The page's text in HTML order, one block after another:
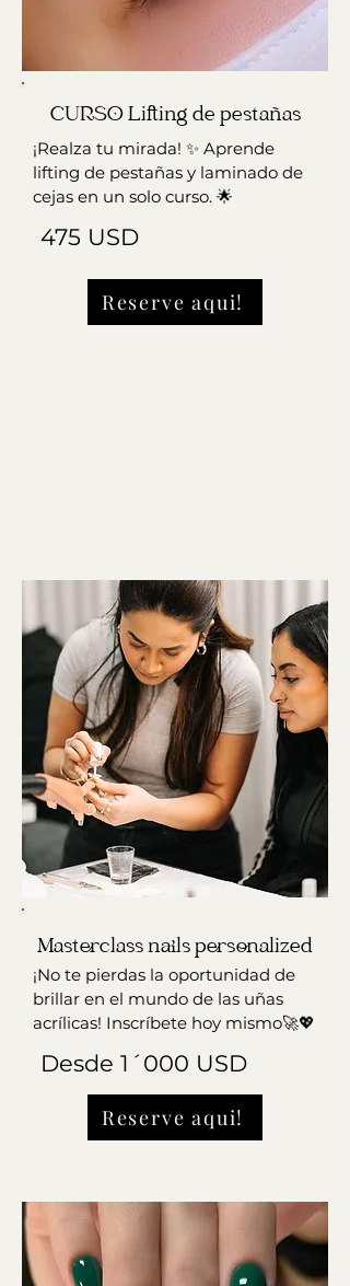
CURSO Lifting de pestañas
¡Realza tu mirada! ✨ Aprende
lifting de pestañas y laminado de
cejas en un solo curso. 🌟
475 USD
Reserve aqui!
Masterclass nails personalized
¡No te pierdas la oportunidad de
brillar en el mundo de las uñas
acrílicas! Inscríbete hoy mismo🚀💖
Desde 1´000 USD
Reserve aqui!